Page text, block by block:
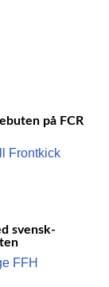
på FCR
svensk-